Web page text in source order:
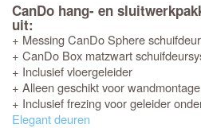
CanDo hang- en
uit:
+ Messing CanDo Sphere
+ CanDo Box matzwart
+ Inclusief vloergeleider
+ Alleen geschikt voor wandmontage
+ Inclusief frezing voor geleider
Elegant deuren